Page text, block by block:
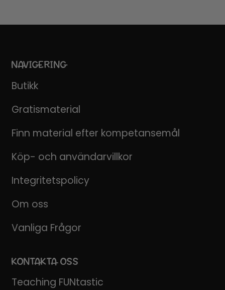
NAVIGERING
Butikk
Gratismaterial
Finn material efter kompetansemål
Köp- och användarvillkor
Integritetspolicy
Om oss
Vanliga Frågor
KONTAKTA OSS
Teaching FUNtastic